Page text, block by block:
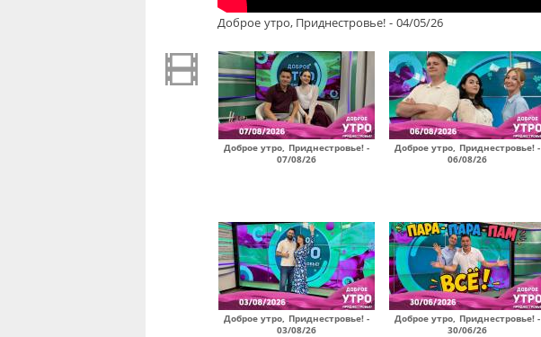
Доброе утро, Приднестровье! - 04/05/26
Доброе утро, Приднестровье! -
07/08/26
Доброе утро, Приднестровье! -
06/08/26
Доброе утро, Приднестровье! -
03/08/26
Доброе утро, Приднестровье! -
30/06/26